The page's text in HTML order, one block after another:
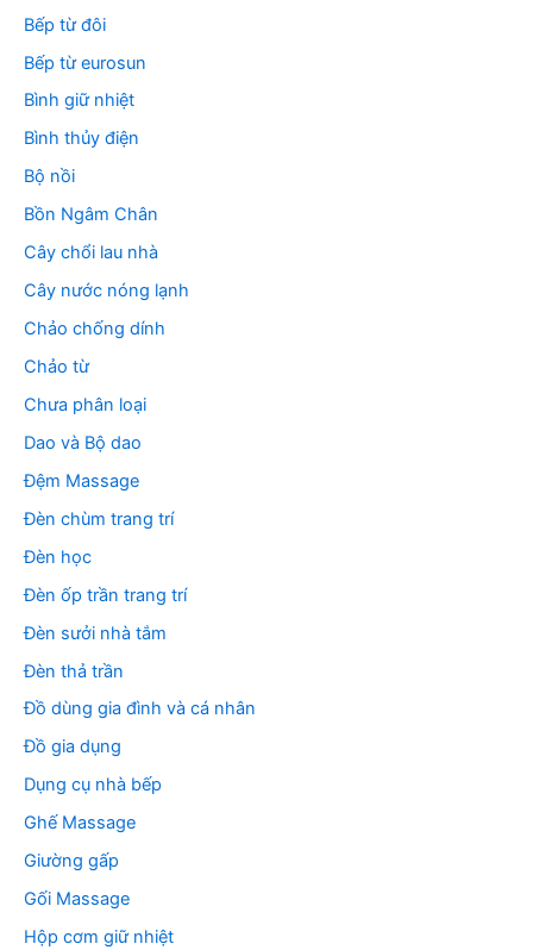
Bếp từ đôi
Bếp từ eurosun
Bình giữ nhiệt
Bình thủy điện
Bộ nồi
Bồn Ngâm Chân
Cây chổi lau nhà
Cây nước nóng lạnh
Chảo chống dính
Chảo từ
Chưa phân loại
Dao và Bộ dao
Đệm Massage
Đèn chùm trang trí
Đèn học
Đèn ốp trần trang trí
Đèn sưởi nhà tắm
Đèn thả trần
Đồ dùng gia đình và cá nhân
Đồ gia dụng
Dụng cụ nhà bếp
Ghế Massage
Giường gấp
Gối Massage
Hộp cơm giữ nhiệt